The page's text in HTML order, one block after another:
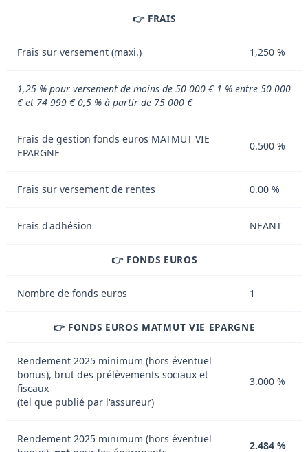
👉 FRAIS
Frais sur versement (maxi.) 1,250 %
1,25 % pour versement de moins de 50 000 € 1 % entre 50 000
€ et 74 999 € 0,5 % à partir de 75 000 €
Frais de gestion fonds euros MATMUT VIE
EPARGNE
0.500 %
Frais sur versement de rentes 0.00 %
Frais d'adhésion NEANT
👉 FONDS EUROS
Nombre de fonds euros 1
👉 FONDS EUROS MATMUT VIE EPARGNE
Rendement 2025 minimum (hors éventuel
bonus), brut des prélèvements sociaux et
fiscaux
(tel que publié par l'assureur)
3.000 %
Rendement 2025 minimum (hors éventuel
2.484 %